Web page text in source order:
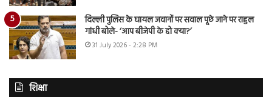
दिल्ली पुलिस के घायल जवानों पर सवाल पूछे जाने पर राहुल
गांधी बोले- ‘आप बीजेपी के हो क्या?’
31 July 2026 - 2:28 PM
शिक्षा